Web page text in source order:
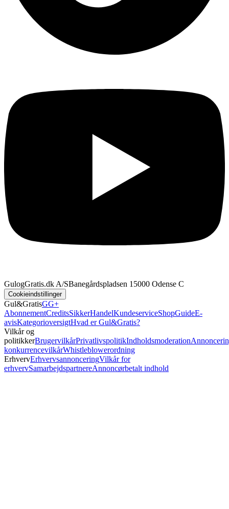
GulogGratis.dk A/SBanegårdspladsen 1 5000 Odense C
Cookieindstillinger
Gul&GratisGG+
AbonnementCreditsSikkerHandelKundeserviceShopGuideE-
avisKategorioversigtHvad er Gul&Gratis?
Vilkår og
politikkerBrugervilkårPrivatlivspolitikIndholdsmoderation
konkurrencevilkårWhistleblowerordning
ErhvervErhvervsannonceringVilkår for
erhvervSamarbejdspartnereAnnoncørbetalt indhold